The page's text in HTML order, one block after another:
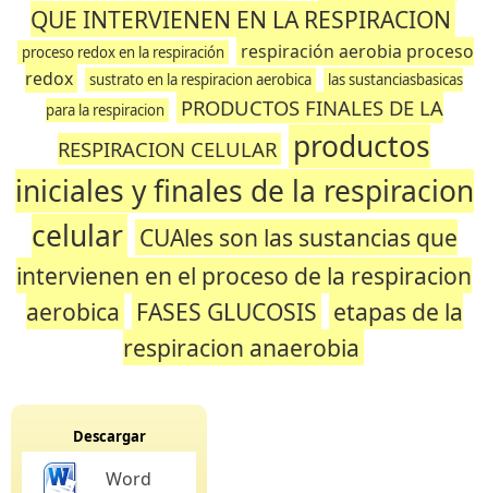
QUE INTERVIENEN EN LA RESPIRACION
proceso redox en la respiración
respiración aerobia proceso
redox
sustrato en la respiracion aerobica
las sustanciasbasicas
para la respiracion
PRODUCTOS FINALES DE LA
RESPIRACION CELULAR
productos
iniciales y finales de la respiracion
celular CUAles son las sustancias que
intervienen en el proceso de la respiracion
aerobica
FASES GLUCOSIS etapas de la
respiracion anaerobia
Descargar
Word